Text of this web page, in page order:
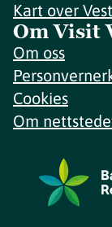
Kart over
Om Visit
Om oss
Cookies
Om